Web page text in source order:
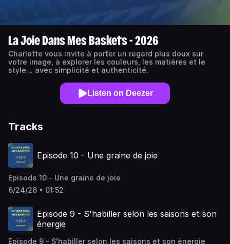
La Joie Dans Mes Baskets - 2026
Charlotte vous invite à porter un regard plus doux sur
votre image, à explorer les couleurs, les matières et le
style… avec simplicité et authenticité.
Listen on Deezer
Tracks
Episode 10 - Une graine de joie
Episode 10 - Une graine de joie
6/24/26 • 01:52
Episode 9 - S'habiller selon les saisons et son
énergie
Episode 9 - S'habiller selon les saisons et son énergie